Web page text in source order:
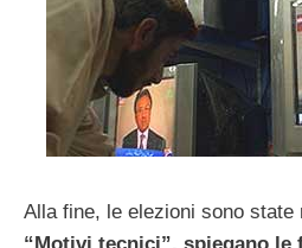
Alla fine, le elezioni sono state